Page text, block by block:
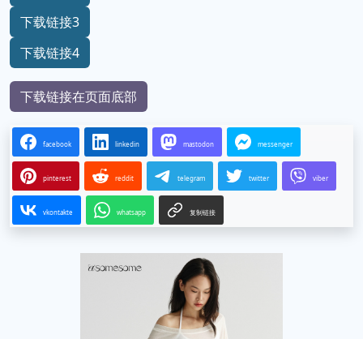
下载链接3
下载链接4
下载链接在页面底部
facebook linkedin mastodon messenger
pinterest reddit telegram twitter viber
vkontakte whatsapp 复制链接